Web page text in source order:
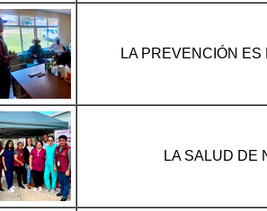
LA PREVENCIÓN ES
LA SALUD DE